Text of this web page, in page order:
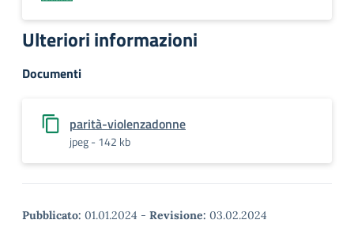
Ulteriori informazioni
Documenti
parità-violenzadonne
jpeg - 142 kb
Pubblicato: 01.01.2024 - Revisione: 03.02.2024